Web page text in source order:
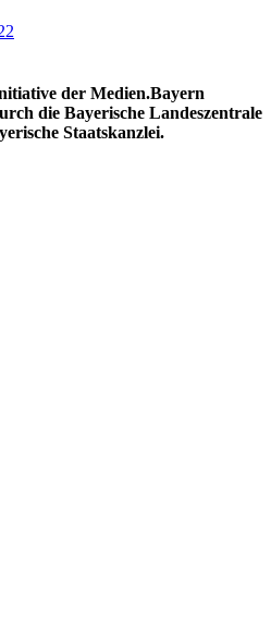
der Medien.Bayern
die Bayerische Landeszentrale
Staatskanzlei.